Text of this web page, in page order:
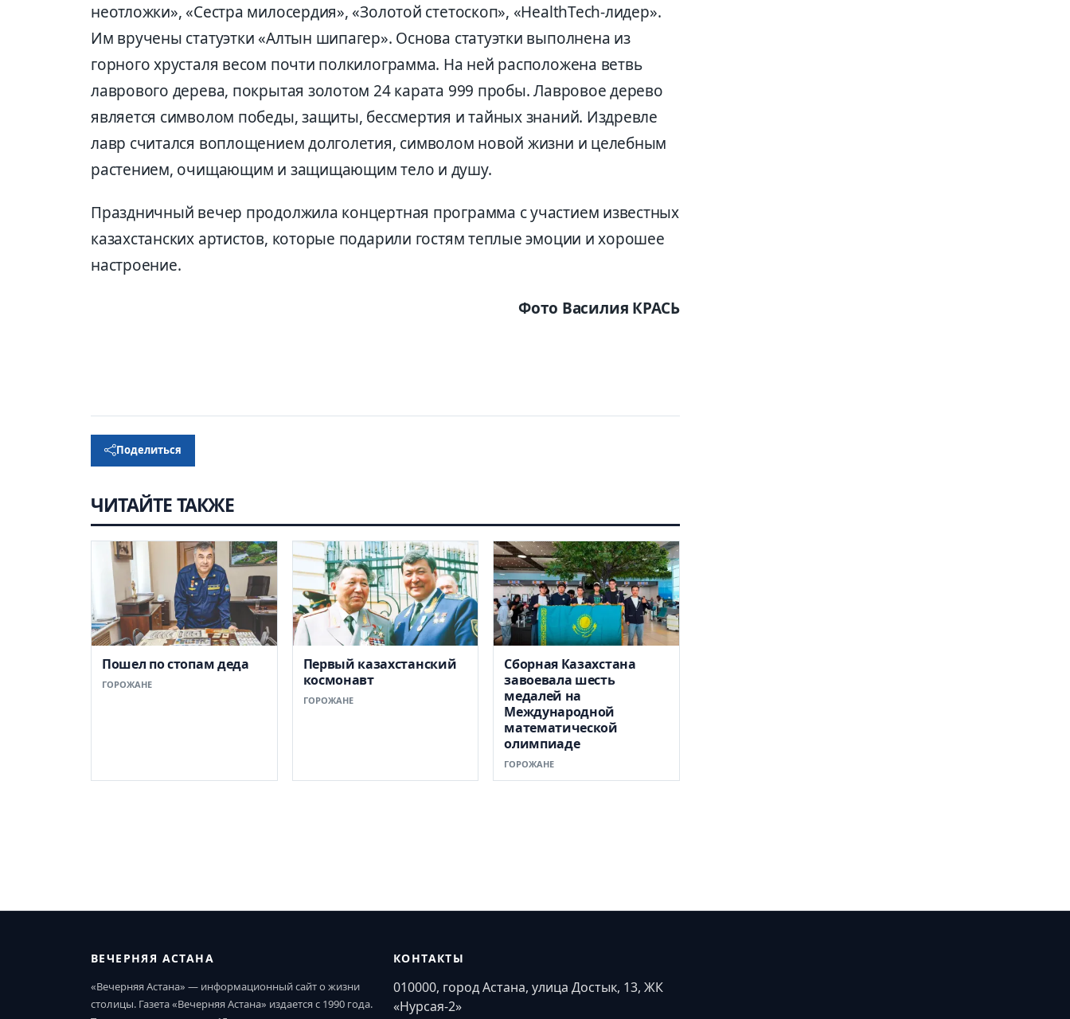
неотложки», «Сестра милосердия», «Золотой стетоскоп», «HealthTech-лидер».
Им вручены статуэтки «Алтын шипагер». Основа статуэтки выполнена из
горного хрусталя весом почти полкилограмма. На ней расположена ветвь
лаврового дерева, покрытая золотом 24 карата 999 пробы. Лавровое дерево
является символом победы, защиты, бессмертия и тайных знаний. Издревле
лавр считался воплощением долголетия, символом новой жизни и целебным
растением, очищающим и защищающим тело и душу.
Праздничный вечер продолжила концертная программа с участием известных
казахстанских артистов, которые подарили гостям теплые эмоции и хорошее
настроение.
Фото Василия КРАСЬ
Поделиться
ЧИТАЙТЕ ТАКЖЕ
Пошел по стопам деда
ГОРОЖАНЕ
Первый казахстанский
космонавт
ГОРОЖАНЕ
Сборная Казахстана
завоевала шесть
медалей на
Международной
математической
олимпиаде
ГОРОЖАНЕ
ВЕЧЕРНЯЯ АСТАНА
«Вечерняя Астана» — информационный сайт о жизни
столицы. Газета «Вечерняя Астана» издается с 1990 года.
КОНТАКТЫ
010000, город Астана, улица Достык, 13, ЖК
«Нурсая-2»